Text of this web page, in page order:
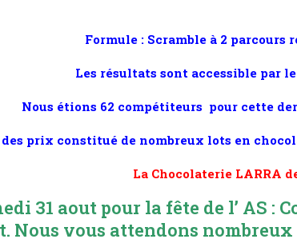
Formule : Scramble à 2 parcours
Les résultats sont accessible par
Nous étions 62 compétiteurs pour cette
des prix constitué de nombreux lots en
La Chocolaterie LARRA
31 aout pour la fête de l’ AS
Nous vous attendons